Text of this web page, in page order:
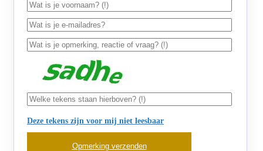
Deze tekens zijn voor mij niet leesbaar